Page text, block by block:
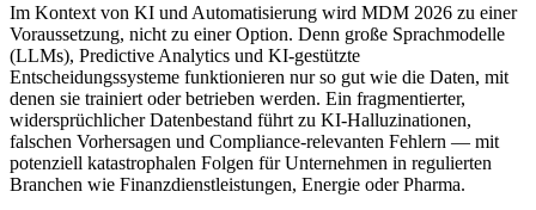
Im Kontext von KI und Automatisierung wird MDM 2026 zu einer
Voraussetzung, nicht zu einer Option. Denn große Sprachmodelle
(LLMs), Predictive Analytics und KI-gestützte
Entscheidungssysteme funktionieren nur so gut wie die Daten, mit
denen sie trainiert oder betrieben werden. Ein fragmentierter,
widersprüchlicher Datenbestand führt zu KI-Halluzinationen,
falschen Vorhersagen und Compliance-relevanten Fehlern — mit
potenziell katastrophalen Folgen für Unternehmen in regulierten
Branchen wie Finanzdienstleistungen, Energie oder Pharma.